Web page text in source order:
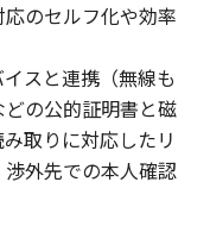
のセルフ化や効率
スと連携（無線も
の公的証明書と磁
取りに対応したリ
外先での本人確認